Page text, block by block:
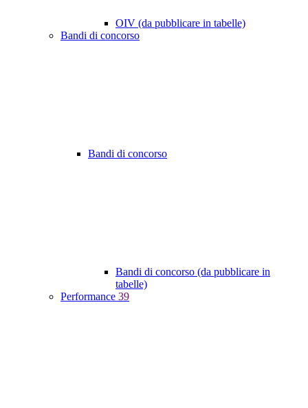
OIV (da pubblicare in tabelle)
Bandi di concorso
Bandi di concorso
Bandi di concorso (da pubblicare in
tabelle)
Performance 39